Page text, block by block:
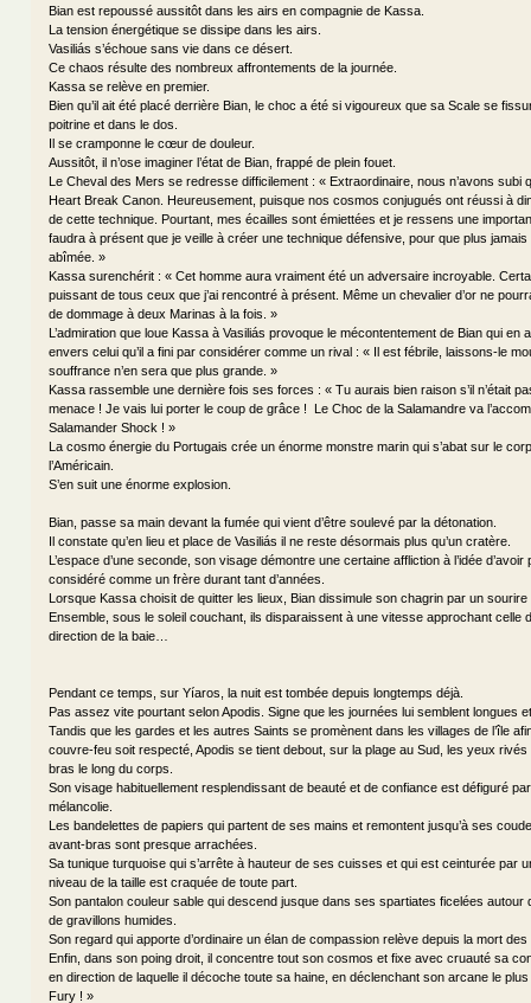
Bian est repoussé aussitôt dans les airs en compagnie de Kassa.
La tension énergétique se dissipe dans les airs.
Vasiliás s’échoue sans vie dans ce désert.
Ce chaos résulte des nombreux affrontements de la journée.
Kassa se relève en premier.
Bien qu’il ait été placé derrière Bian, le choc a été si vigoureux que sa Scale se
poitrine et dans le dos.
Il se cramponne le cœur de douleur.
Aussitôt, il n’ose imaginer l’état de Bian, frappé de plein fouet.
Le Cheval des Mers se redresse difficilement : « Extraordinaire, nous n’avons subi
Heart Break Canon. Heureusement, puisque nos cosmos conjugués ont réussi à
de cette technique. Pourtant, mes écailles sont émiettées et je ressens une
faudra à présent que je veille à créer une technique défensive, pour que plus
abîmée. »
Kassa surenchérit : « Cet homme aura vraiment été un adversaire incroyable.
puissant de tous ceux que j’ai rencontré à présent. Même un chevalier d’or ne
de dommage à deux Marinas à la fois. »
L’admiration que loue Kassa à Vasiliás provoque le mécontentement de Bian qui en
envers celui qu’il a fini par considérer comme un rival : « Il est fébrile, laissons-le
souffrance n’en sera que plus grande. »
Kassa rassemble une dernière fois ses forces : « Tu aurais bien raison s’il n’était
menace ! Je vais lui porter le coup de grâce ! Le Choc de la Salamandre va
Salamander Shock ! »
La cosmo énergie du Portugais crée un énorme monstre marin qui s’abat sur le
l’Américain.
S’en suit une énorme explosion.
Bian, passe sa main devant la fumée qui vient d’être soulevé par la détonation.
Il constate qu’en lieu et place de Vasiliás il ne reste désormais plus qu’un cratère.
L’espace d’une seconde, son visage démontre une certaine affliction à l’idée d’avoir
considéré comme un frère durant tant d’années.
Lorsque Kassa choisit de quitter les lieux, Bian dissimule son chagrin par un sourire
Ensemble, sous le soleil couchant, ils disparaissent à une vitesse approchant celle
direction de la baie…
Pendant ce temps, sur Yíaros, la nuit est tombée depuis longtemps déjà.
Pas assez vite pourtant selon Apodis. Signe que les journées lui semblent longues
Tandis que les gardes et les autres Saints se promènent dans les villages de l’île
couvre-feu soit respecté, Apodis se tient debout, sur la plage au Sud, les yeux
bras le long du corps.
Son visage habituellement resplendissant de beauté et de confiance est défiguré
mélancolie.
Les bandelettes de papiers qui partent de ses mains et remontent jusqu’à ses
avant-bras sont presque arrachées.
Sa tunique turquoise qui s’arrête à hauteur de ses cuisses et qui est ceinturée par
niveau de la taille est craquée de toute part.
Son pantalon couleur sable qui descend jusque dans ses spartiates ficelées autour
de gravillons humides.
Son regard qui apporte d’ordinaire un élan de compassion relève depuis la mort
Enfin, dans son poing droit, il concentre tout son cosmos et fixe avec cruauté sa
en direction de laquelle il décoche toute sa haine, en déclenchant son arcane le
Fury ! »